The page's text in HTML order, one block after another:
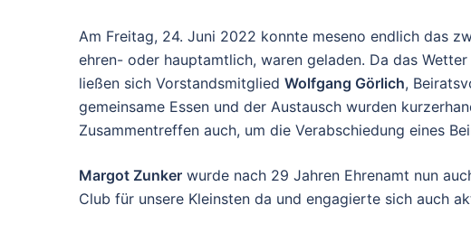
Am Freitag, 24. Juni 2022 konnte meseno endlich das
ehren- oder hauptamtlich, waren geladen. Da das
ließen sich Vorstandsmitglied Wolfgang Görlich,
gemeinsame Essen und der Austausch wurden
Zusammentreffen auch, um die Verabschiedung eines
Margot Zunker wurde nach 29 Jahren Ehrenamt nun
Club für unsere Kleinsten da und engagierte sich auch